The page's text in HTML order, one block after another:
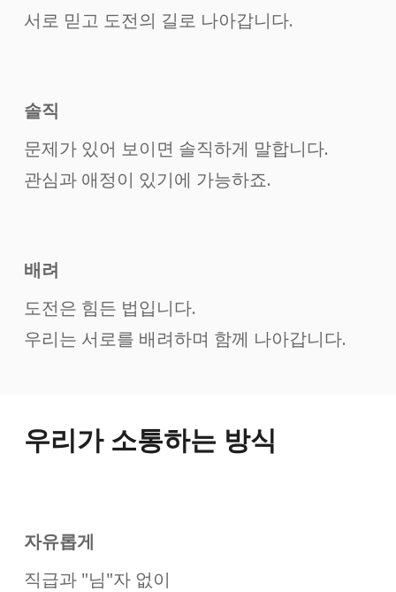
서로 믿고 도전의 길로 나아갑니다.
솔직
문제가 있어 보이면 솔직하게 말합니다.
관심과 애정이 있기에 가능하죠.
배려
도전은 힘든 법입니다.
우리는 서로를 배려하며 함께 나아갑니다.
우리가 소통하는 방식
자유롭게
직급과 "님"자 없이